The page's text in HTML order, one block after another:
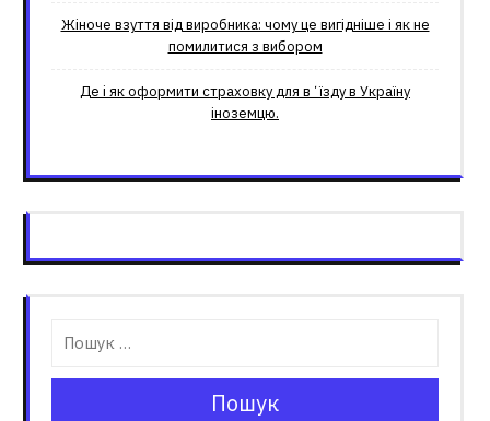
Жіноче взуття від виробника: чому це вигідніше і як не
помилитися з вибором
Де і як оформити страховку для вʼїзду в Україну
іноземцю.
Пошук